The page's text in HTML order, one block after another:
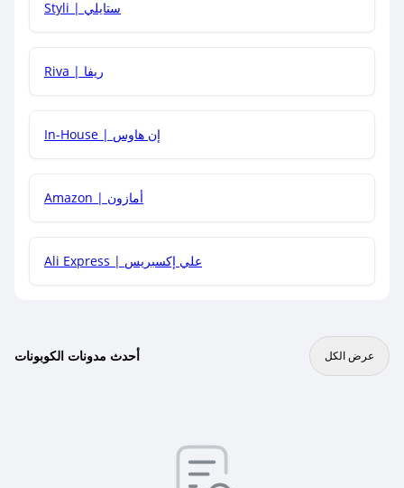
هل يمكنني جمع كود خصم مع العروض الأخرى؟
Styli | ستايلي
Riva | ريفا
In-House | إن هاوس
Amazon | أمازون
Ali Express | علي إكسبريس
أحدث مدونات الكوبونات عرض الكل